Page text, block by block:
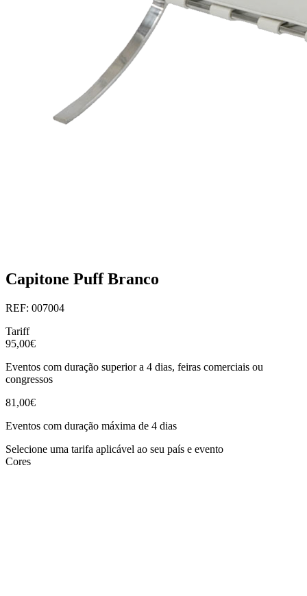
Capitone Puff Branco
REF: 007004
Tariff
95,00€
Eventos com duração superior a 4 dias, feiras comerciais ou
congressos
81,00€
Eventos com duração máxima de 4 dias
Selecione uma tarifa aplicável ao seu país e evento
Cores